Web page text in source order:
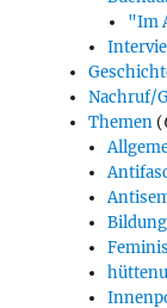
"Im
Nachruf/
Themen
Bildung